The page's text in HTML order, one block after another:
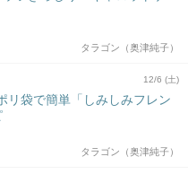
タラゴン（奥津純子）
12/6 (土)
リ袋で簡単「しみしみフレン
タラゴン（奥津純子）